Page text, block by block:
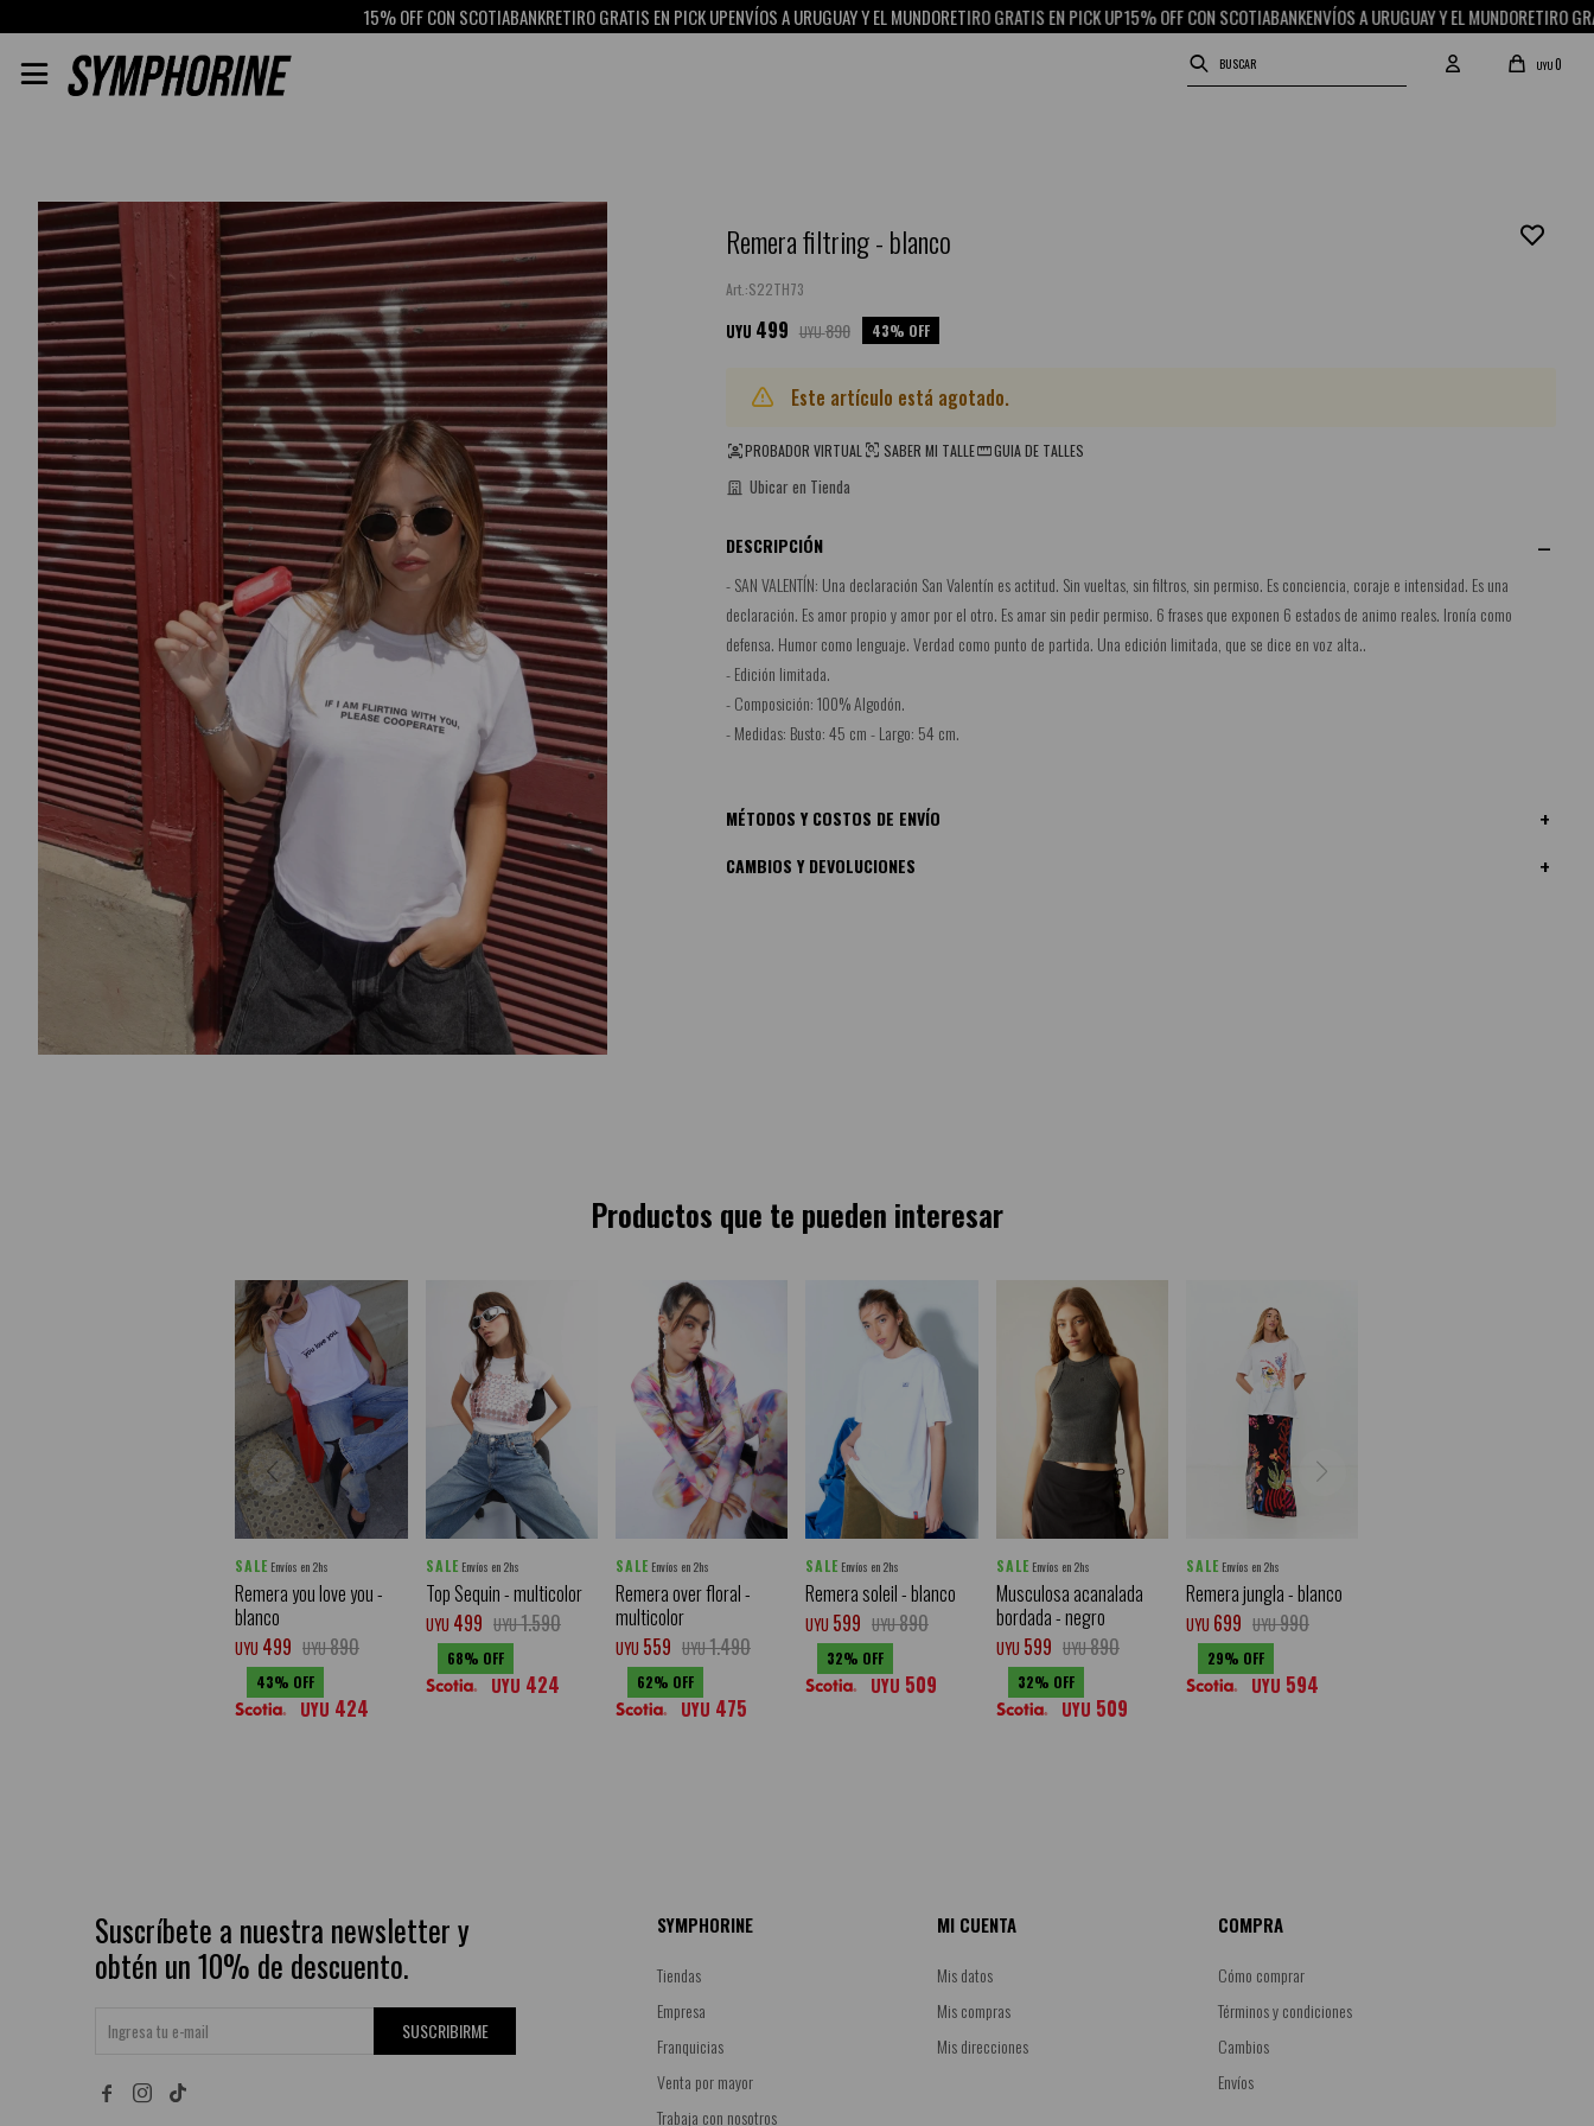
15% OFF CON SCOTIABANKRETIRO GRATIS EN PICK UPENVÍOS A URUGUAY Y EL MUNDORETIRO GRATIS EN PICK UP15% OFF CON SCOTIABANKENVÍOS A URUGUAY Y EL MUNDORETIRO GRATIS
UYU0

Remera filtring - blanco
S22TH73
UYU 499 UYU890 43
Este artículo está agotado.
PROBADOR VIRTUAL SABER MI TALLE GUIA DE TALLES
Ubicar en Tienda
DESCRIPCIÓN
- SAN VALENTÍN: Una declaración San Valentín es actitud. Sin vueltas, sin filtros, sin permiso. Es conciencia, coraje e intensidad. Es una
declaración. Es amor propio y amor por el otro. Es amar sin pedir permiso. 6 frases que exponen 6 estados de animo reales. Ironía como
defensa. Humor como lenguaje. Verdad como punto de partida. Una edición limitada, que se dice en voz alta..
- Edición limitada.
- Composición: 100% Algodón.
- Medidas: Busto: 45 cm - Largo: 54 cm.
MÉTODOS Y COSTOS DE ENVÍO
CAMBIOS Y DEVOLUCIONES
Productos que te pueden interesar
SALE Envíos en 2hs
Remera you love you -
blanco
UYU 499 UYU890
43
UYU 424
SALE Envíos en 2hs
Top Sequin - multicolor
UYU 499 UYU1.590
68
UYU 424
SALE Envíos en 2hs
Remera over floral -
multicolor
UYU 559 UYU1.490
62
UYU 475
SALE Envíos en 2hs
Remera soleil - blanco
UYU 599 UYU890
32
UYU 509
SALE Envíos en 2hs
Musculosa acanalada
bordada - negro
UYU 599 UYU890
32
UYU 509
SALE Envíos en 2hs
Remera jungla - blanco
UYU 699 UYU990
29
UYU 594
Suscríbete a nuestra newsletter y
obtén un 10% de descuento.
SUSCRIBIRME
 
SYMPHORINE
Tiendas
Empresa
Franquicias
Venta por mayor
Trabaja con nosotros
MI CUENTA
Mis datos
Mis compras
Mis direcciones
COMPRA
Cómo comprar
Términos y condiciones
Cambios
Envíos